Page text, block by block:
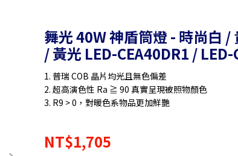
舞光 40W 神盾筒燈 - 時尚白 /
/ 黃光 LED-CEA40DR1 /
1. 普瑞 COB 晶片均光且無色偏差
2. 超高演色性 Ra ≧ 90 真實呈現被照物顏色
3. R9 > 0，對暖色系物品更加鮮艷
NT$1,705